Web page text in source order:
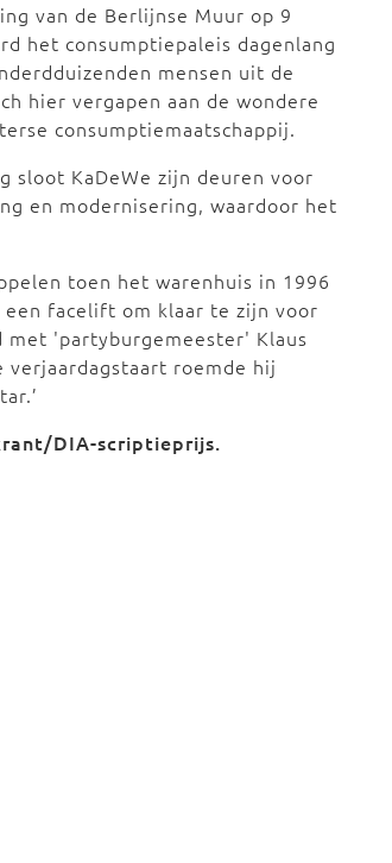
van de Berlijnse Muur op 9
het consumptiepaleis dagenlang
mensen uit de
hier vergapen aan de wondere
consumptiemaatschappij.
sloot KaDeWe zijn deuren voor
en modernisering, waardoor het
toen het warenhuis in 1996
een facelift om klaar te zijn voor
'partyburgemeester' Klaus
verjaardagstaart roemde hij
DIA-scriptieprijs.